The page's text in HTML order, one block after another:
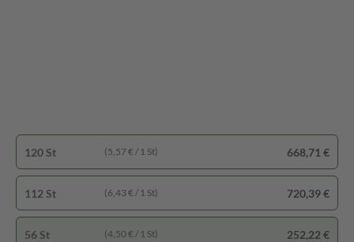
120 St (5,57 € / 1 St) 668,71 €
112 St (6,43 € / 1 St) 720,39 €
56 St (4,50 € / 1 St) 252,22 €